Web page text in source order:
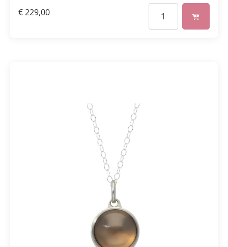
€229,00